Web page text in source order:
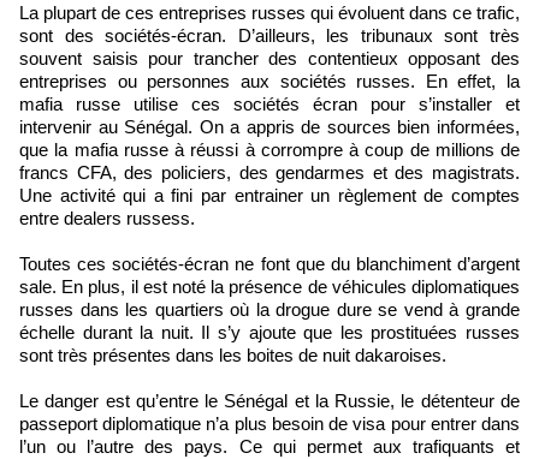
La plupart de ces entreprises russes qui évoluent dans ce trafic,
sont des sociétés-écran. D’ailleurs, les tribunaux sont très
souvent saisis pour trancher des contentieux opposant des
entreprises ou personnes aux sociétés russes. En effet, la
mafia russe utilise ces sociétés écran pour s’installer et
intervenir au Sénégal. On a appris de sources bien informées,
que la mafia russe à réussi à corrompre à coup de millions de
francs CFA, des policiers, des gendarmes et des magistrats.
Une activité qui a fini par entrainer un règlement de comptes
entre dealers russess.
Toutes ces sociétés-écran ne font que du blanchiment d’argent
sale. En plus, il est noté la présence de véhicules diplomatiques
russes dans les quartiers où la drogue dure se vend à grande
échelle durant la nuit. Il s’y ajoute que les prostituées russes
sont très présentes dans les boites de nuit dakaroises.
Le danger est qu’entre le Sénégal et la Russie, le détenteur de
passeport diplomatique n’a plus besoin de visa pour entrer dans
l’un ou l’autre des pays. Ce qui permet aux trafiquants et